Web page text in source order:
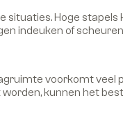
situaties. Hoge
indeuken of
voorkomt
kunnen het